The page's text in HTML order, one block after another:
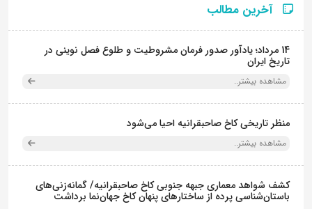
آخرین مطالب
14 مرداد؛ یادآور صدور فرمان مشروطیت و طلوع فصل نوینی در
تاریخ ایران
مشاهده بیشتر..
منظر تاریخی کاخ صاحبقرانیه احیا می‌شود
مشاهده بیشتر..
کشف شواهد معماری جبهه جنوبی کاخ صاحبقرانیه/ گمانه‌زنی‌های
باستان‌شناسی پرده از ساختارهای پنهان کاخ جهان‌نما برداشت